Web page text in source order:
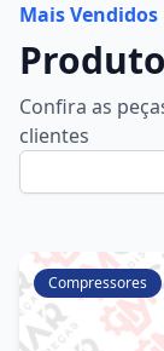
Mais Vendidos
Confira as
clientes
Compressores